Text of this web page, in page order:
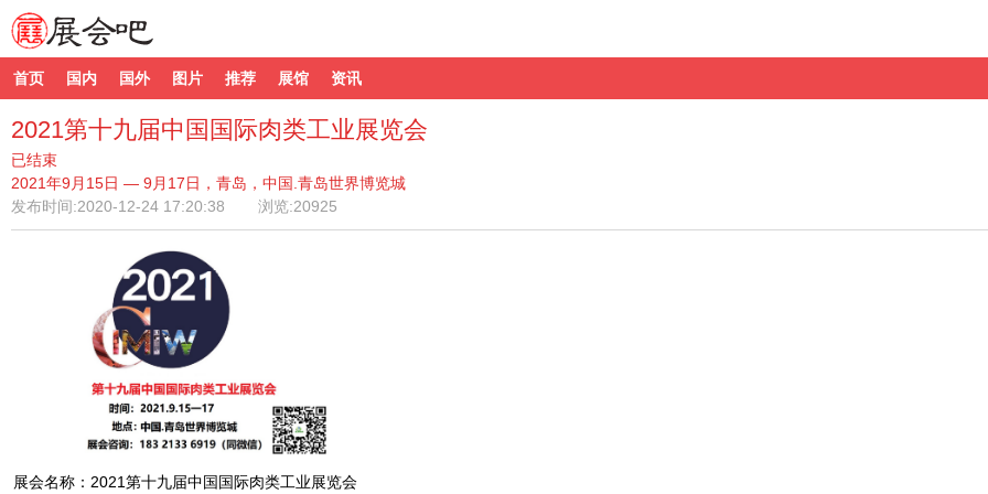
首页 国内 国外 图片 推荐 展馆 资讯
2021第十九届中国国际肉类工业展览会
已结束
2021年9月15日 — 9月17日，青岛，中国.青岛世界博览城
发布时间:2020-12-24 17:20:38 浏览:20925
展会名称：2021第十九届中国国际肉类工业展览会